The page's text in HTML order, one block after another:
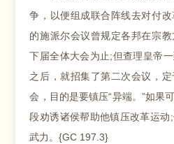
争，以便组成联合阵线去对付
的施派尔会议曾规定各邦在宗
下届全体大会为止;但查理皇帝
之后，就招集了第二次会议，
会，目的是要镇压“异端。”如果
段劝诱诸侯帮助他镇压改革运动
武力。{GC 197.3}